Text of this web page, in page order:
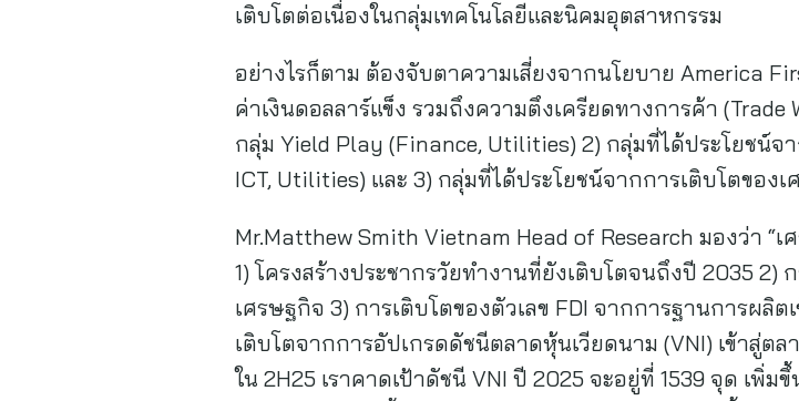
เติบโตต่อเนื่องในกลุ่มเทคโนโลยีและนิคมอุตสาหกรรม
อย่างไรก็ตาม ต้องจับตาความเสี่ยงจากนโยบาย America
ค่าเงินดอลลาร์แข็ง รวมถึงความตึงเครียดทางการค้า
กลุ่ม Yield Play (Finance, Utilities) 2) กลุ่มที่ได้ประโยชน์จ
ICT, Utilities) และ 3) กลุ่มที่ได้ประโยชน์จากการเติบโตของ
Mr.Matthew Smith Vietnam Head of Research มองว่า “
1) โครงสร้างประชากรวัยทำงานที่ยังเติบโตจนถึงปี 2035 2)
เศรษฐกิจ 3) การเติบโตของตัวเลข FDI จากการฐานการผลิ
เติบโตจากการอัปเกรดดัชนีตลาดหุ้นเวียดนาม (VNI) เข้าสู่ต
ใน 2H25 เราคาดเป้าดัชนี VNI ปี 2025 จะอยู่ที่ 1539 จุด เพิ่ม